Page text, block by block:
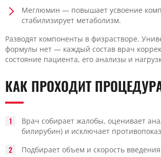
Меглюмин — повышает усвоение
стабилизирует метаболизм.
Разводят компоненты в физрастворе.
формулы нет — каждый состав врач
состояние пациента, его анализы и
КАК ПРОХОДИТ
Врач собирает жалобы, оценивает
билирубин) и исключает
Подбирает объем и скорость